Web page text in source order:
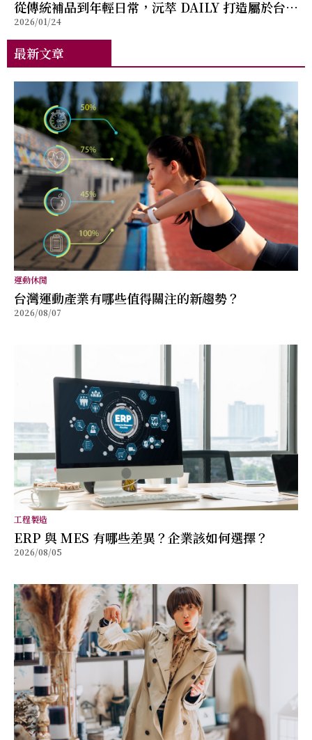
從傳統補品到年輕日常，沅萃 DAILY 打造屬於台灣
的滴雞精新形象
2026/01/24
最新文章
運動休閒
台灣運動產業有哪些值得關注的新趨勢？
2026/08/07
工程製造
ERP 與 MES 有哪些差異？企業該如何選擇？
2026/08/05